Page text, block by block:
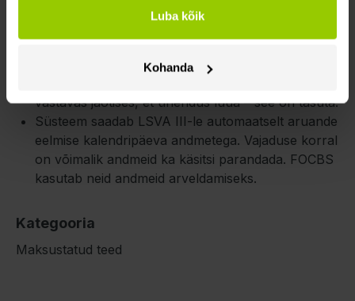
Luba kõik
Kohanda
ja täismass. Haagiste puhul tuleb lisada täismass.
vastavas jaotises, et ühendus luua – see on tasuta.
Süsteem saadab LSVA III-le automaatselt aruande
eelmise kalendripäeva andmetega. Vajaduse korral
on võimalik andmeid ka käsitsi parandada. FOCBS
kasutab neid andmeid arveldamiseks.
Kategooria
Maksustatud teed